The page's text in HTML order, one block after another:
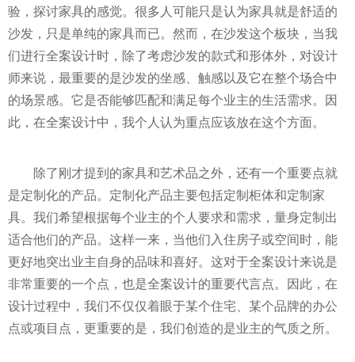
验，探讨家具的感觉。很多人可能只是认为家具就是舒适的
沙发，只是单纯的家具而已。然而，在沙发这个板块，当我
们进行全案设计时，除了考虑沙发的款式和形体外，对设计
师来说，最重要的是沙发的坐感、触感以及它在整个场合中
的场景感。它是否能够匹配和满足每个业主的生活需求。因
此，在全案设计中，我个人认为重点应该放在这个方面。
除了刚才提到的家具和艺术品之外，还有一个重要点就
是定制化的产品。定制化产品主要包括定制柜体和定制家
具。我们希望根据每个业主的个人要求和需求，量身定制出
适合他们的产品。这样一来，当他们入住房子或空间时，能
更好地突出业主自身的品味和喜好。这对于全案设计来说是
非常重要的一个点，也是全案设计的重要代言点。因此，在
设计过程中，我们不仅仅着眼于某个住宅、某个品牌的办公
点或项目点，更重要的是，我们创造的是业主的气质之所。